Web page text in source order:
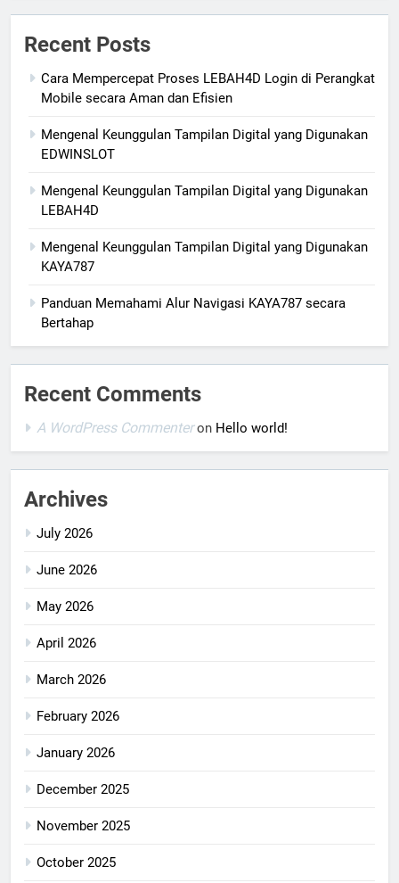
Recent Posts
Cara Mempercepat Proses LEBAH4D Login di Perangkat
Mobile secara Aman dan Efisien
Mengenal Keunggulan Tampilan Digital yang Digunakan
EDWINSLOT
Mengenal Keunggulan Tampilan Digital yang Digunakan
LEBAH4D
Mengenal Keunggulan Tampilan Digital yang Digunakan
KAYA787
Panduan Memahami Alur Navigasi KAYA787 secara
Bertahap
Recent Comments
A WordPress Commenteron Hello world!
Archives
July 2026
June 2026
May 2026
April 2026
March 2026
February 2026
January 2026
December 2025
November 2025
October 2025